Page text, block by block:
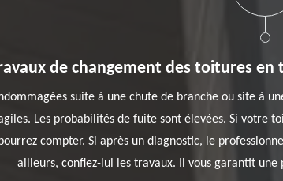
de changement des toitures
suite à une chute de branche ou site à
Les probabilités de fuite sont élevées. Si
compter. Si après un diagnostic, le
ailleurs, confiez-lui les travaux. Il vous garantit